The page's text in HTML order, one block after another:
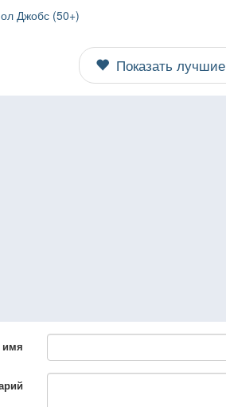
Джобс (50+)
Показать лучшие